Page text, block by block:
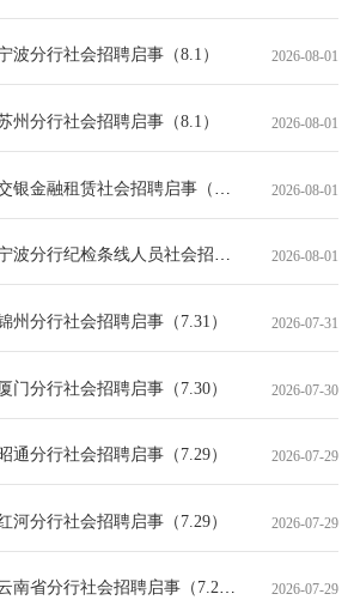
波分行社会招聘启事（8.1） 2026-08-01
州分行社会招聘启事（8.1） 2026-08-01
银金融租赁社会招聘启事（8.1） 2026-08-01
波分行纪检条线人员社会招聘公告 2026-08-01
州分行社会招聘启事（7.31） 2026-07-31
门分行社会招聘启事（7.30） 2026-07-30
通分行社会招聘启事（7.29） 2026-07-29
河分行社会招聘启事（7.29） 2026-07-29
南省分行社会招聘启事（7.29） 2026-07-29